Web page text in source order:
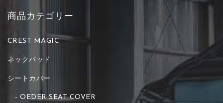
商品カテゴリー
CREST MAGIC
ネックパッド
シートカバー
OEDER SEAT COVER